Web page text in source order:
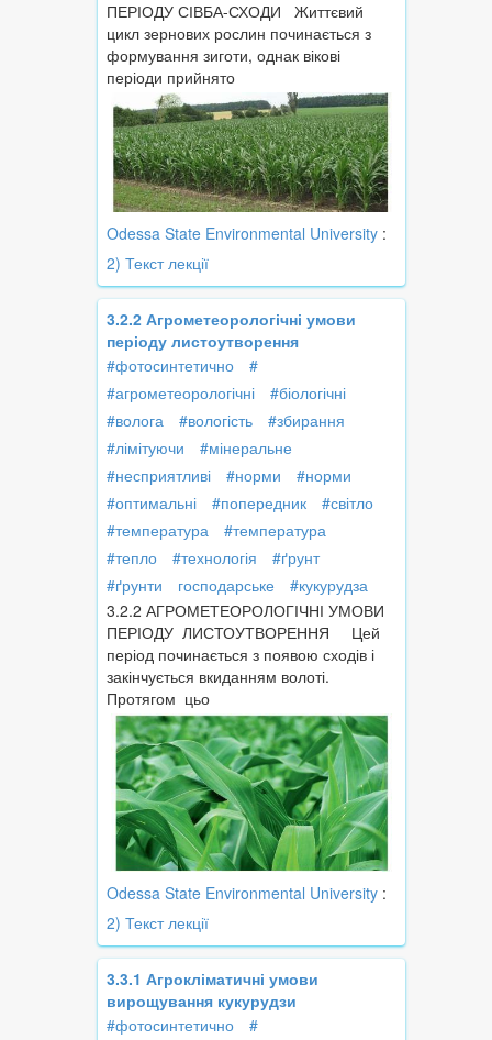
ПЕРІОДУ СІВБА-СХОДИ Життєвий
цикл зернових рослин починається з
формування зиготи, однак вікові
періоди прийнято
Odessa State Environmental University :
2) Текст лекції
3.2.2 Агрометеорологічні умови
періоду листоутворення
#фотосинтетично
#
#агрометеорологічні
#біологічні
#волога
#вологість
#збирання
#лімітуючи
#мінеральне
#несприятливі
#норми
#норми
#оптимальні
#попередник
#світло
#температура
#температура
#тепло
#технологія
#ґрунт
#ґрунти
господарське
#кукурудза
3.2.2 АГРОМЕТЕОРОЛОГІЧНІ УМОВИ
ПЕРІОДУ ЛИСТОУТВОРЕННЯ Цей
період починається з появою сходів і
закінчується вкиданням волоті.
Протягом цьо
Odessa State Environmental University :
2) Текст лекції
3.3.1 Агрокліматичні умови
вирощування кукурудзи
#фотосинтетично
#